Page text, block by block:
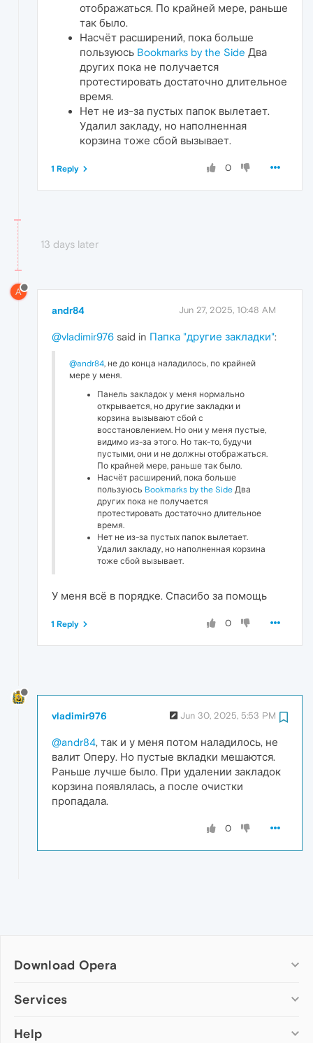
отображаться. По крайней мере, раньше
так было.
Насчёт расширений, пока больше
пользуюсь Bookmarks by the Side Два
других пока не получается
протестировать достаточно длительное
время.
Нет не из-за пустых папок вылетает.
Удалил закладу, но наполненная
корзина тоже сбой вызывает.
0
1 Reply
13 days later
A
andr84 Jun 27, 2025, 10:48 AM
@vladimir976 said in Папка "другие закладки":
@andr84, не до конца наладилось, по крайней
мере у меня.
Панель закладок у меня нормально
открывается, но другие закладки и
корзина вызывают сбой с
восстановлением. Но они у меня пустые,
видимо из-за этого. Но так-то, будучи
пустыми, они и не должны отображаться.
По крайней мере, раньше так было.
Насчёт расширений, пока больше
пользуюсь Bookmarks by the Side Два
других пока не получается
протестировать достаточно длительное
время.
Нет не из-за пустых папок вылетает.
Удалил закладу, но наполненная корзина
тоже сбой вызывает.
У меня всё в порядке. Спасибо за помощь
0
1 Reply
vladimir976 Jun 30, 2025, 5:53 PM
@andr84, так и у меня потом наладилось, не
валит Оперу. Но пустые вкладки мешаются.
Раньше лучше было. При удалении закладок
корзина появлялась, а после очистки
пропадала.
0
Download Opera
Computer browsers
Opera for Mac
Services
Add-ons
Help